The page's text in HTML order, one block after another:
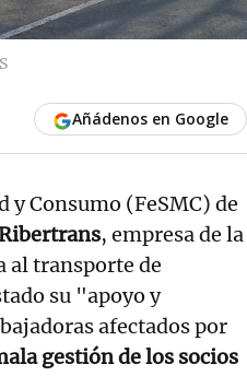
Añádenos en Google
y Consumo (FeSMC) de
, empresa de la
al transporte de
su "apoyo y
afectados por
gestión de los socios